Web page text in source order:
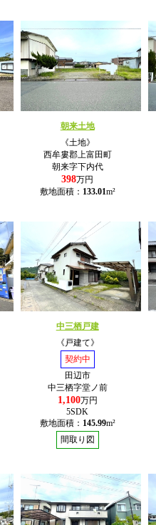
朝来土地
《土地》
西牟婁郡上富田町
朝来字下内代
398万円
敷地面積： 133.01m²
中三栖戸建
《戸建て》
契約中
田辺市
中三栖字堂ノ前
1,100万円
5SDK
敷地面積： 145.99m²
間取り図